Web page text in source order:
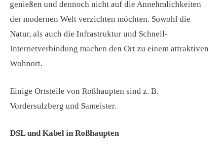
genießen und dennoch nicht auf die Annehmlichkeiten
der modernen Welt verzichten möchten. Sowohl die
Natur, als auch die Infrastruktur und Schnell-
Internetverbindung machen den Ort zu einem attraktiven
Wohnort.
Einige Ortsteile von Roßhaupten sind z. B.
Vordersulzberg und Sameister.
DSL und Kabel in Roßhaupten